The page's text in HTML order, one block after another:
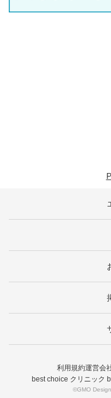
利用規約運営会
best choice クリニック
©GMO